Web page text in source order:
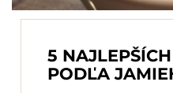
5
PODĽA